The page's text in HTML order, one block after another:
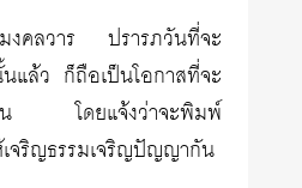
มงคลวาร ปรารภวันที่จะ
ล้ว ก็ถือเป็นโอกาสที่จะ
น โดยแจ้งว่าจะพิมพ์
จริญธรรมเจริญปัญญากัน